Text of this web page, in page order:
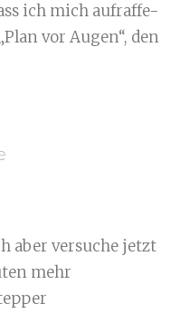
ich mich aufraffe-
vor Augen“, den
aber versuche jetzt
mehr